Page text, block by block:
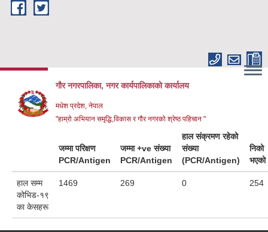
Skip to main content
गौर नगरपालिका, नगर कार्यपालिकाकाे कार्यालय
मधेश प्रदेश, नेपाल
"हाम्रो अभियान समृद्धि,विकास र गौर नगरको श्रेष्ठ पहिचान "
जम्मा परिक्षण
PCR/Antigen
जम्मा +ve संख्या
PCR/Antigen
हाल संक्रमण रहेको
संख्या
(PCR/Antigen)
निको
भएको
हाल सम्म
कोभिड-१९
का केसहरू
1469 269 0 254